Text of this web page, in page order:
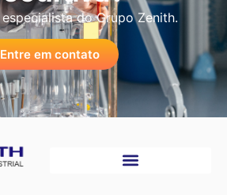
do Grupo Zenith.
Entre em contato